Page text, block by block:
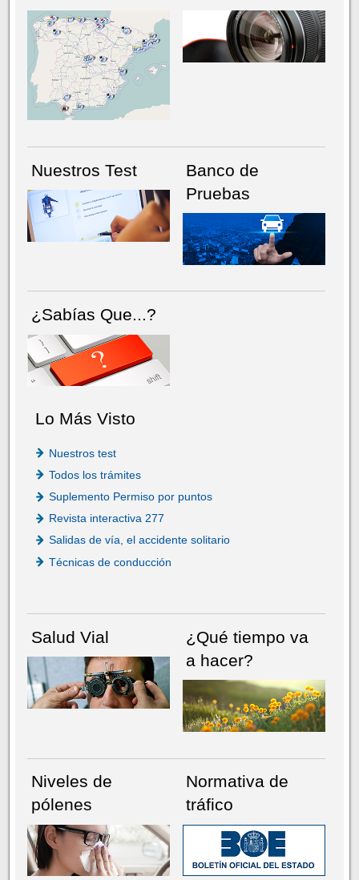
NÚMERO ACTUALHEMEROTECA
Nuestros Test
Banco de
Pruebas
¿Sabías Que...?
Lo Más Visto
Nuestros test
Todos los trámites
Suplemento Permiso por puntos
Revista interactiva 277
Salidas de vía, el accidente solitario
Técnicas de conducción
Salud Vial
¿Qué tiempo va
a hacer?
Niveles de
pólenes
Normativa de
tráfico